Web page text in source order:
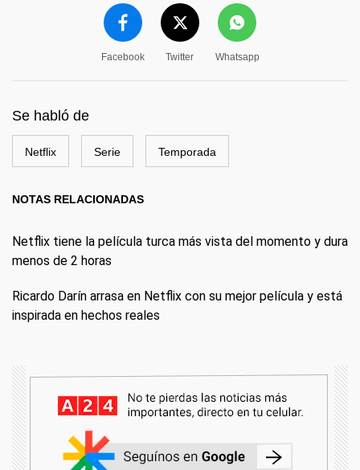
Facebook Twitter Whatsapp
Se habló de
Netflix Serie Temporada
NOTAS RELACIONADAS
Netflix tiene la película turca más vista del momento y dura
menos de 2 horas
Ricardo Darín arrasa en Netflix con su mejor película y está
inspirada en hechos reales